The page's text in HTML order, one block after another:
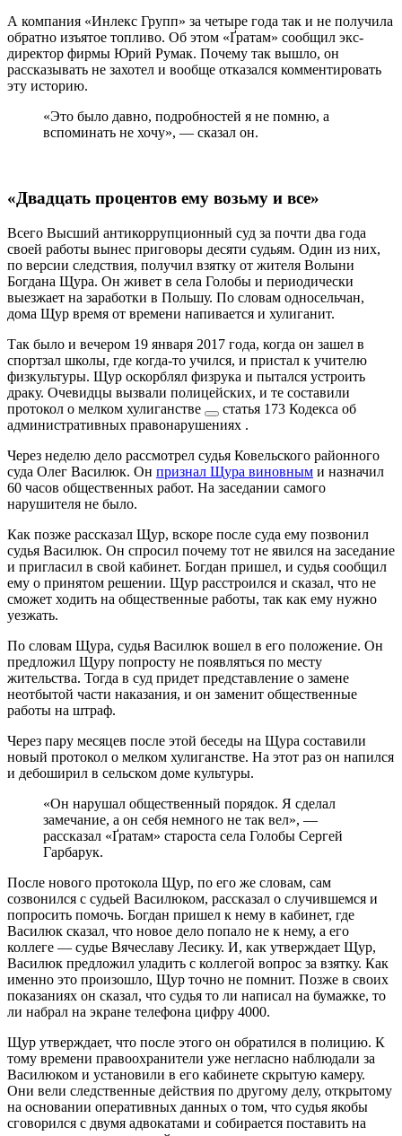
А компания «Инлекс Групп» за четыре года так и не получила
обратно изъятое топливо. Об этом «Ґратам» сообщил экс-
директор фирмы Юрий Румак. Почему так вышло, он
рассказывать не захотел и вообще отказался комментировать
эту историю.
«Это было давно, подробностей я не помню, а
вспоминать не хочу», — сказал он.
«Двадцать процентов ему возьму и все»
Всего Высший антикоррупционный суд за почти два года
своей работы вынес приговоры десяти судьям. Один из них,
по версии следствия, получил взятку от жителя Волыни
Богдана Щура. Он живет в села Голобы и периодически
выезжает на заработки в Польшу. По словам односельчан,
дома Щур время от времени напивается и хулиганит.
Так было и вечером 19 января 2017 года, когда он зашел в
спортзал школы, где когда-то учился, и пристал к учителю
физкультуры. Щур оскорблял физрука и пытался устроить
драку. Очевидцы вызвали полицейских, и те составили
протокол о мелком хулиганстве
статья 173 Кодекса об
административных правонарушениях .
Через неделю дело рассмотрел судья Ковельского районного
суда Олег Василюк. Он признал Щура виновным и назначил
60 часов общественных работ. На заседании самого
нарушителя не было.
Как позже рассказал Щур, вскоре после суда ему позвонил
судья Василюк. Он спросил почему тот не явился на заседание
и пригласил в свой кабинет. Богдан пришел, и судья сообщил
ему о принятом решении. Щур расстроился и сказал, что не
сможет ходить на общественные работы, так как ему нужно
уезжать.
По словам Щура, судья Василюк вошел в его положение. Он
предложил Щуру попросту не появляться по месту
жительства. Тогда в суд придет представление о замене
неотбытой части наказания, и он заменит общественные
работы на штраф.
Через пару месяцев после этой беседы на Щура составили
новый протокол о мелком хулиганстве. На этот раз он напился
и дебоширил в сельском доме культуры.
«Он нарушал общественный порядок. Я сделал
замечание, а он себя немного не так вел», —
рассказал «Ґратам» староста села Голобы Сергей
Гарбарук.
После нового протокола Щур, по его же словам, сам
созвонился с судьей Василюком, рассказал о случившемся и
попросить помочь. Богдан пришел к нему в кабинет, где
Василюк сказал, что новое дело попало не к нему, а его
коллеге — судье Вячеславу Лесику. И, как утверждает Щур,
Василюк предложил уладить с коллегой вопрос за взятку. Как
именно это произошло, Щур точно не помнит. Позже в своих
показаниях он сказал, что судья то ли написал на бумажке, то
ли набрал на экране телефона цифру 4000.
Щур утверждает, что после этого он обратился в полицию. К
тому времени правоохранители уже негласно наблюдали за
Василюком и установили в его кабинете скрытую камеру.
Они вели следственные действия по другому делу, открытому
на основании оперативных данных о том, что судья якобы
сговорился с двумя адвокатами и собирается поставить на